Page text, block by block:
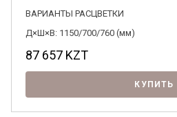
ВАРИАНТЫ РАСЦВЕТКИ
Д×Ш×В: 1150/700/760 (мм)
87 657 KZT
КУПИТЬ